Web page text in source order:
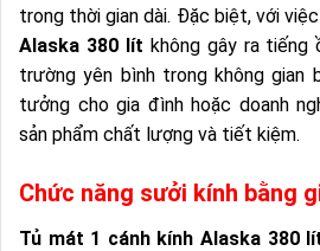
trong thời gian dài. Đặc biệt, với việc
Alaska 380 lít không gây ra tiếng
trường yên bình trong không gian
tưởng cho gia đình hoặc doanh
sản phẩm chất lượng và tiết kiệm.
Chức năng sưởi kính bằng
Tủ mát 1 cánh kính Alaska 380